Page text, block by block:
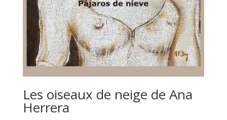
Les oiseaux de neige de Ana
Herrera